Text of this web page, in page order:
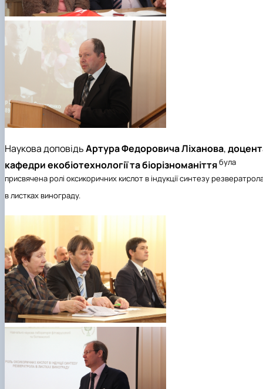
Наукова доповідьАртура Федоровича Ліханова,
кафедри екобіотехнології та біорізноманіттябула
присвячена ролі оксикоричних кислот в індукції синтезу
в листках винограду.